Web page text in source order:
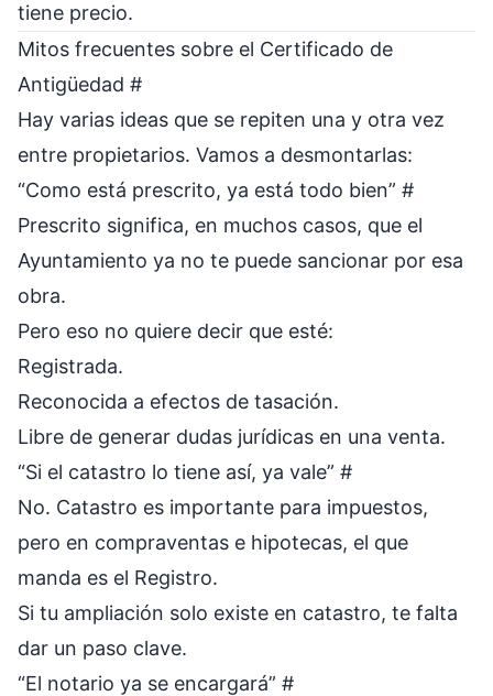
tiene precio.
Mitos frecuentes sobre el Certificado de
Antigüedad #
Hay varias ideas que se repiten una y otra vez
entre propietarios. Vamos a desmontarlas:
“Como está prescrito, ya está todo bien” #
Prescrito significa, en muchos casos, que el
Ayuntamiento ya no te puede sancionar por esa
obra.
Pero eso no quiere decir que esté:
Registrada.
Reconocida a efectos de tasación.
Libre de generar dudas jurídicas en una venta.
“Si el catastro lo tiene así, ya vale” #
No. Catastro es importante para impuestos,
pero en compraventas e hipotecas, el que
manda es el Registro.
Si tu ampliación solo existe en catastro, te falta
dar un paso clave.
“El notario ya se encargará” #